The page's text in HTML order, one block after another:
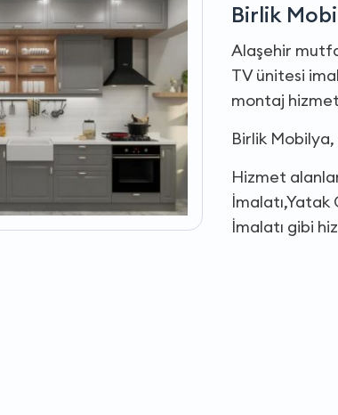
Birlik
Alaşehir
TV ünitesi
montaj
Birlik
Hizmet
İmalatı,Yatak
İmalatı gibi